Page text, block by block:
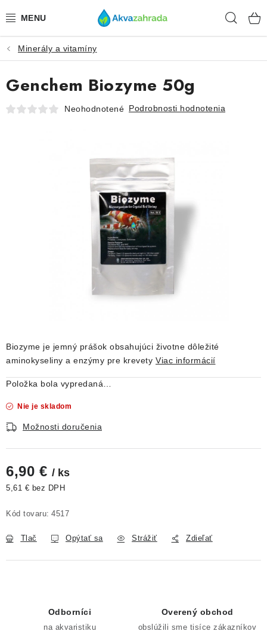
na
TECHNIKA
HNOJIVÁ
VODA
VÝPREDAJ
Minerály a vitamíny
Biozyme je jemný prášok obsahujúci životne dôležité
aminokyseliny a enzýmy pre krevety Viac informácií
Položka bola vypredaná…
Nie je skladom
Možnosti doručenia
6,90 € / ks
5,61 € bez DPH
Kód tovaru: 4517
Tlač Opýtať sa Strážiť Zdieľať
Genchem Biozyme 50g
Neohodnotené Podrobnosti hodnotenia
Odborníci
na akvaristiku
Overený obchod
obslúžili sme tisíce zákazníkov